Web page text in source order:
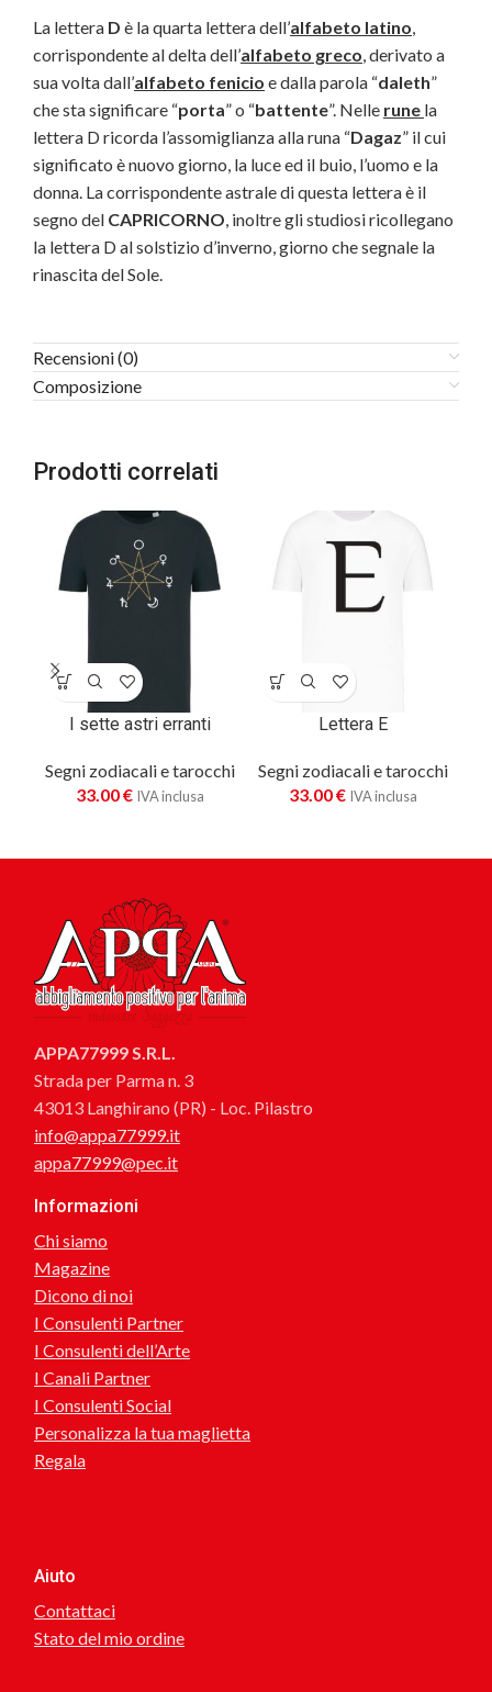
La lettera D è la quarta lettera dell’alfabeto latino
corrispondente al delta dell’alfabeto greco , derivato a
sua volta dall’alfabeto fenicio e dalla parola “daleth”
che sta significare “porta” o “battente”. Nelle rune la
lettera D ricorda l’assomiglianza alla runa “Dagaz” il cui
significato è nuovo giorno, la luce ed il buio, l’uomo e la
donna. La corrispondente astrale di questa lettera è il
segno del CAPRICORNO , inoltre gli studiosi ricollegano
la lettera D al solstizio d’inverno, giorno che segnale la
rinascita del Sole.
Recensioni (0)
Composizione
Prodotti correlati
I sette astri erranti
Segni zodiacali e tarocchi
33.00€ IVA inclusa
Lettera E
Segni zodiacali e tarocchi
33.00€ IVA inclusa
APPA77999 S.R.L.
Strada per Parma n. 3
43013 Langhirano (PR) - Loc. Pilastro
info@appa77999.it
appa77999@pec.it
Informazioni
Chi siamo
Magazine
Dicono di noi
I Consulenti Partner
I Consulenti dell’Arte
I Canali Partner
I Consulenti Social
Personalizza la tua maglietta
Regala
Aiuto
Contattaci
Stato del mio ordine